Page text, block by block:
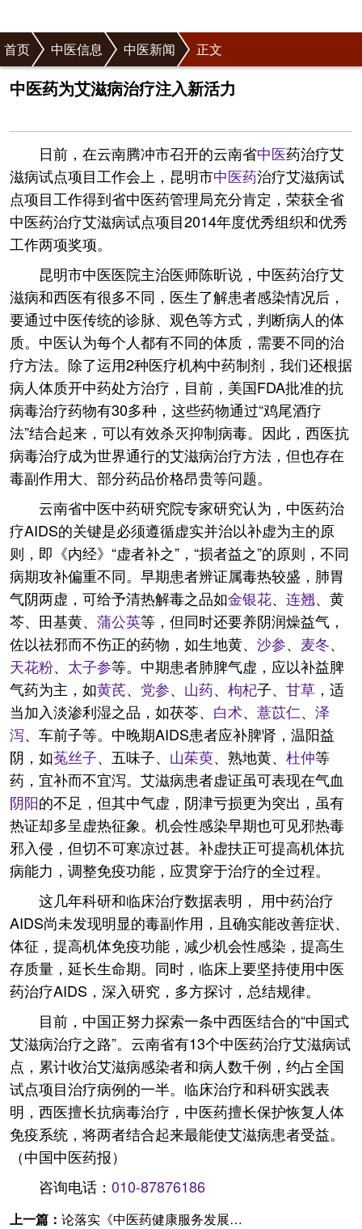
首页 中医信息 中医新闻 正文
中医药为艾滋病治疗注入新活力
日前，在云南腾冲市召开的云南省中医药治疗艾
滋病试点项目工作会上，昆明市中医药治疗艾滋病试
点项目工作得到省中医药管理局充分肯定，荣获全省
中医药治疗艾滋病试点项目2014年度优秀组织和优秀
工作两项奖项。
昆明市中医医院主治医师陈昕说，中医药治疗艾
滋病和西医有很多不同，医生了解患者感染情况后，
要通过中医传统的诊脉、观色等方式，判断病人的体
质。中医认为每个人都有不同的体质，需要不同的治
疗方法。除了运用2种医疗机构中药制剂，我们还根据
病人体质开中药处方治疗，目前，美国FDA批准的抗
病毒治疗药物有30多种，这些药物通过“鸡尾酒疗
法”结合起来，可以有效杀灭抑制病毒。因此，西医抗
病毒治疗成为世界通行的艾滋病治疗方法，但也存在
毒副作用大、部分药品价格昂贵等问题。
云南省中医中药研究院专家研究认为，中医药治
疗AIDS的关键是必须遵循虚实并治以补虚为主的原
则，即《内经》“虚者补之”，“损者益之”的原则，不同
病期攻补偏重不同。早期患者辨证属毒热较盛，肺胃
气阴两虚，可给予清热解毒之品如金银花、 连翘、黄
芩、田基黄、 蒲公英等，但同时还要养阴润燥益气，
佐以祛邪而不伤正的药物，如生地黄、 沙参、 麦冬、
天花粉、 太子参等。中期患者肺脾气虚，应以补益脾
气药为主，如黄芪、 党参、 山药、 枸杞子、 甘草 ，适
当加入淡渗利湿之品，如茯苓、 白术、 薏苡仁、 泽
泻、车前子等。中晚期AIDS患者应补脾肾，温阳益
阴，如菟丝子、五味子、 山茱萸、熟地黄、 杜仲等
药，宜补而不宜泻。艾滋病患者虚证虽可表现在气血
阴阳的不足，但其中气虚，阴津亏损更为突出，虽有
热证却多呈虚热征象。机会性感染早期也可见邪热毒
邪入侵，但切不可寒凉过甚。补虚扶正可提高机体抗
病能力，调整免疫功能，应贯穿于治疗的全过程。
这几年科研和临床治疗数据表明， 用中药治疗
AIDS尚未发现明显的毒副作用，且确实能改善症状、
体征，提高机体免疫功能，减少机会性感染，提高生
存质量，延长生命期。同时，临床上要坚持使用中医
药治疗AIDS，深入研究，多方探讨，总结规律。
目前，中国正努力探索一条中西医结合的“中国式
艾滋病治疗之路”。云南省有13个中医药治疗艾滋病试
点，累计收治艾滋病感染者和病人数千例，约占全国
试点项目治疗病例的一半。临床治疗和科研实践表
明，西医擅长抗病毒治疗，中医药擅长保护恢复人体
免疫系统，将两者结合起来最能使艾滋病患者受益。
（中国中医药报）
咨询电话： 010-87876186
上一篇： 论落实《中医药健康服务发展规划》 开辟中医药服务新领域